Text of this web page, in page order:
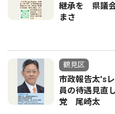
継承を 県議
まさ
鶴見区
市政報告太's
員の待遇見
党 尾崎太